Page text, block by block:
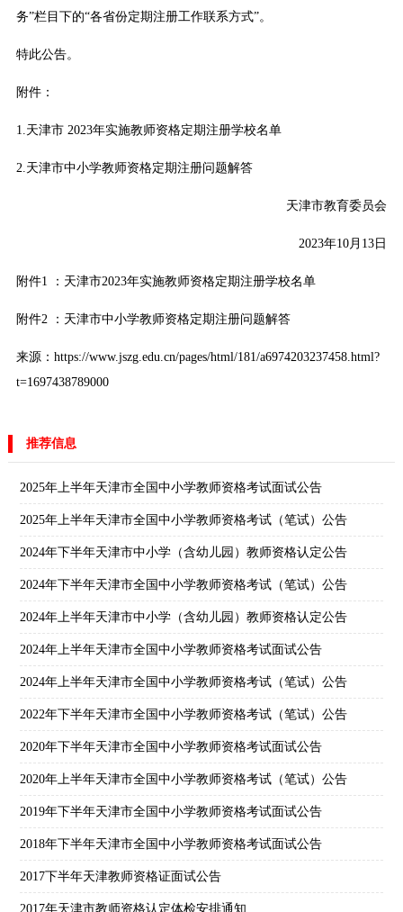
务”栏目下的“各省份定期注册工作联系方式”。
特此公告。
附件：
1.天津市 2023年实施教师资格定期注册学校名单
2.天津市中小学教师资格定期注册问题解答
天津市教育委员会
2023年10月13日
附件1 ： 天津市2023年实施教师资格定期注册学校名单
附件2 ： 天津市中小学教师资格定期注册问题解答
来源：https://www.jszg.edu.cn/pages/html/181/a6974203237458.html?
t=1697438789000
推荐信息
2025年上半年天津市全国中小学教师资格考试面试公告
2025年上半年天津市全国中小学教师资格考试（笔试）公告
2024年下半年天津市中小学（含幼儿园）教师资格认定公告
2024年下半年天津市全国中小学教师资格考试（笔试）公告
2024年上半年天津市中小学（含幼儿园）教师资格认定公告
2024年上半年天津市全国中小学教师资格考试面试公告
2024年上半年天津市全国中小学教师资格考试（笔试）公告
2022年下半年天津市全国中小学教师资格考试（笔试）公告
2020年下半年天津市全国中小学教师资格考试面试公告
2020年上半年天津市全国中小学教师资格考试（笔试）公告
2019年下半年天津市全国中小学教师资格考试面试公告
2018年下半年天津市全国中小学教师资格考试面试公告
2017下半年天津教师资格证面试公告
2017年天津市教师资格认定体检安排通知